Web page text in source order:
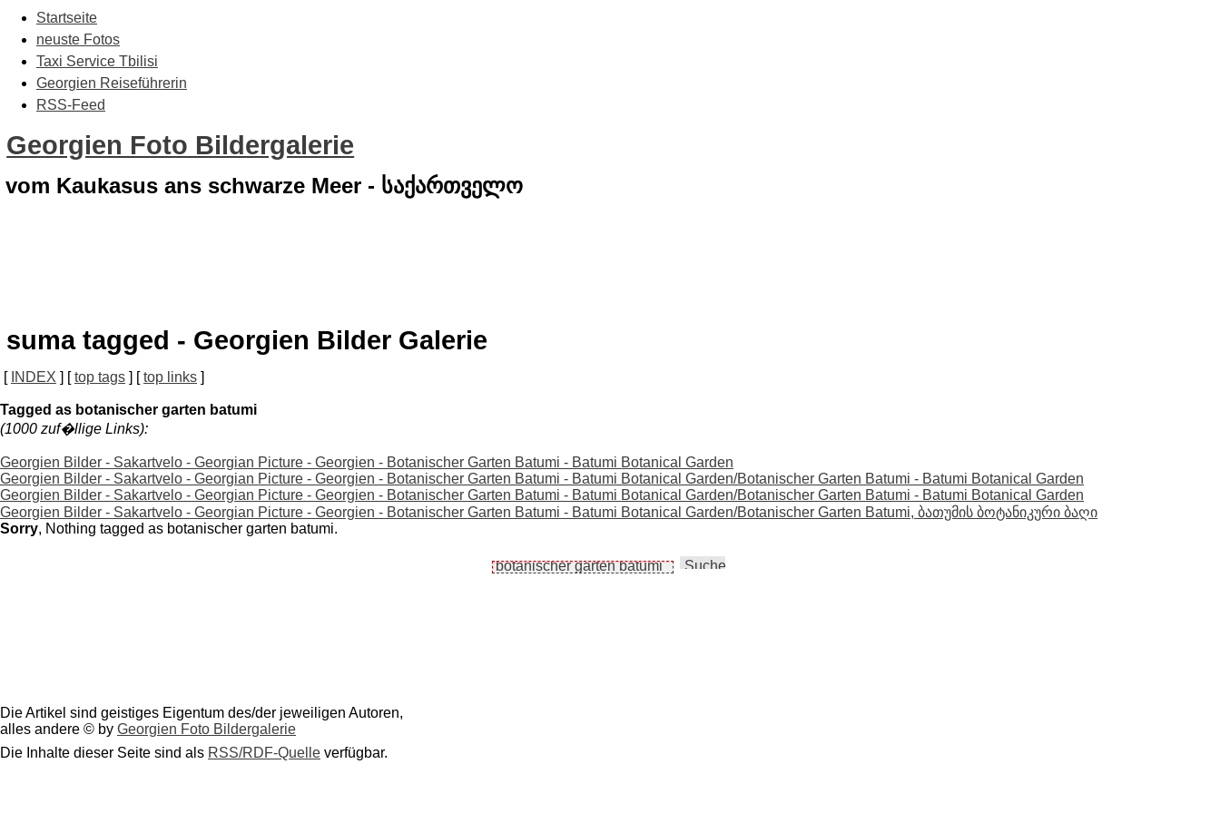
Startseite
neuste Fotos
Taxi Service Tbilisi
Georgien Reiseführerin
RSS-Feed
Georgien Foto Bildergalerie
vom Kaukasus ans schwarze Meer - საქართველო
suma tagged - Georgien Bilder Galerie
[ INDEX ] [top tags ] [top links ]
Tagged as botanischer garten batumi
(1000 zuf�llige Links):
Georgien Bilder - Sakartvelo - Georgian Picture - Georgien - Botanischer Garten Batumi - Batumi Botanical Garden
Georgien Bilder - Sakartvelo - Georgian Picture - Georgien - Botanischer Garten Batumi - Batumi Botanical Garden/Botanischer Garten Batumi - Batumi Botanical Garden
Georgien Bilder - Sakartvelo - Georgian Picture - Georgien - Botanischer Garten Batumi - Batumi Botanical Garden/Botanischer Garten Batumi - Batumi Botanical Garden
Georgien Bilder - Sakartvelo - Georgian Picture - Georgien - Botanischer Garten Batumi - Batumi Botanical Garden/Botanischer Garten Batumi, ბათუმის ბოტანიკური ბაღი
Sorry, Nothing tagged as botanischer garten batumi.
Die Artikel sind geistiges Eigentum des/der jeweiligen Autoren,
alles andere © by Georgien Foto Bildergalerie
Die Inhalte dieser Seite sind als RSS/RDF-Quelle verfügbar.